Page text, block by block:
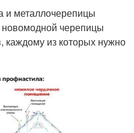
и металлочерепицы
новомодной черепицы
каждому из которых нужно